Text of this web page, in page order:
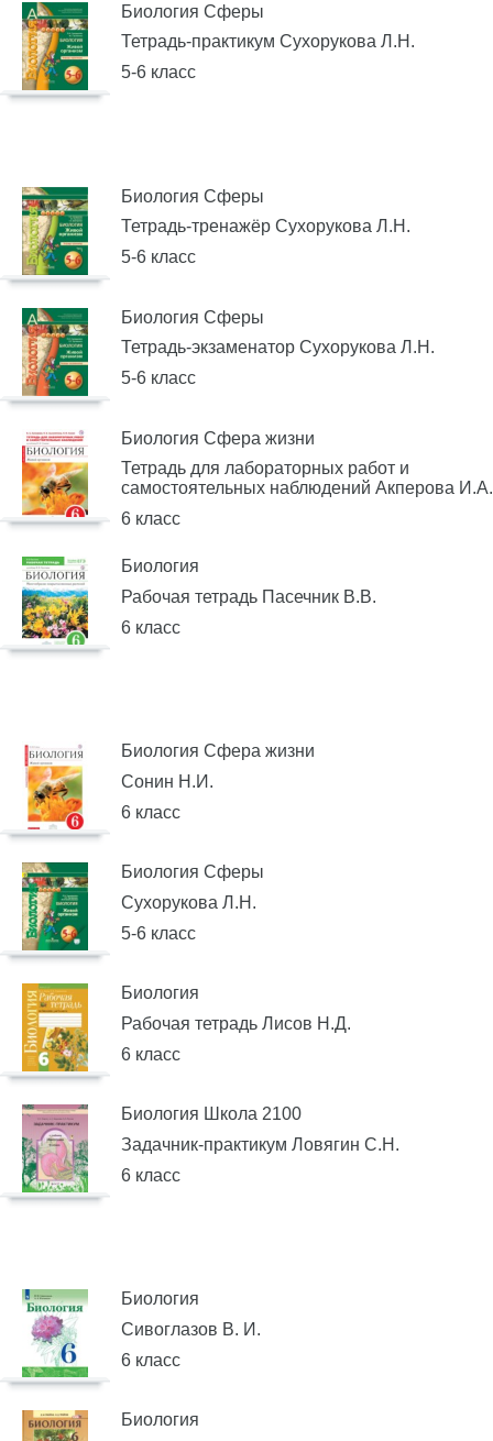
Биология Сферы
Тетрадь-практикум Сухорукова Л.Н.
5-6 класс
Биология Сферы
Тетрадь-тренажёр Сухорукова Л.Н.
5-6 класс
Биология Сферы
Тетрадь-экзаменатор Сухорукова Л.Н.
5-6 класс
Биология Сфера жизни
Тетрадь для лабораторных работ и
самостоятельных наблюдений Акперова И.А.
6 класс
Биология
Рабочая тетрадь Пасечник В.В.
6 класс
Биология Сфера жизни
Сонин Н.И.
6 класс
Биология Сферы
Сухорукова Л.Н.
5-6 класс
Биология
Рабочая тетрадь Лисов Н.Д.
6 класс
Биология Школа 2100
Задачник-практикум Ловягин С.Н.
6 класс
Биология
Сивоглазов В. И.
6 класс
Биология